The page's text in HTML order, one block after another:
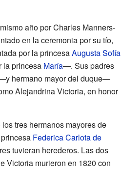
año porCharles Manners-
en la ceremonia por su tío,
por la princesaAugusta Sofía
princesa María—. Sus padres
hermano mayor del duque—
Alejandrina Victoria, en honor
tres hermanos mayores de
Federica Carlota de
tuvieran herederos. Las dos
Victoria murieron en 1820 con